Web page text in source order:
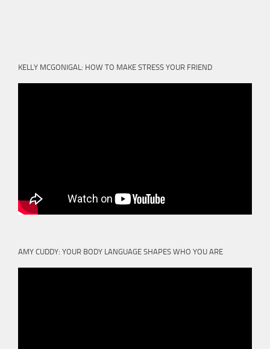
KELLY MCGONIGAL: HOW TO MAKE STRESS YOUR FRIEND
AMY CUDDY: YOUR BODY LANGUAGE SHAPES WHO YOU ARE